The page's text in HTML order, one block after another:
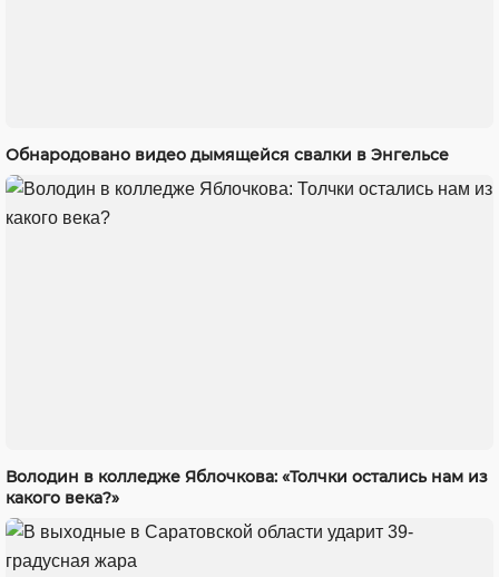
Обнародовано видео дымящейся свалки в Энгельсе
Володин в колледже Яблочкова: «Толчки остались нам из
какого века?»